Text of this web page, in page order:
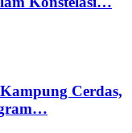
Cerdas,